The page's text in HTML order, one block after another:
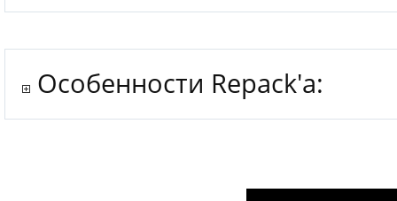
Особенности Repack'a: